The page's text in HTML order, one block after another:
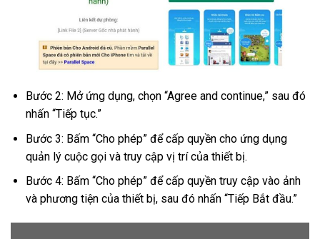
Bước 2: Mở ứng dụng, chọn “Agree and continue,” sau đó
nhấn “Tiếp tục.”
Bước 3: Bấm “Cho phép” để cấp quyền cho ứng dụng
quản lý cuộc gọi và truy cập vị trí của thiết bị.
Bước 4: Bấm “Cho phép” để cấp quyền truy cập vào ảnh
và phương tiện của thiết bị, sau đó nhấn “Tiếp Bắt đầu.”